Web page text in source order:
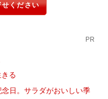
ください
PR
る
念日。サラダがおいしい季